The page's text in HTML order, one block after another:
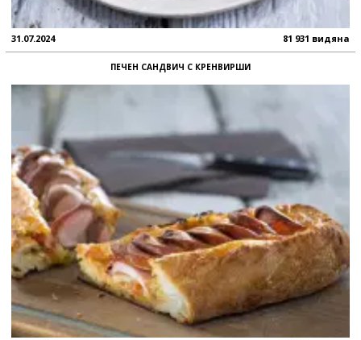
31.07.2024 81 931 видяна
ПЕЧЕН САНДВИЧ С КРЕНВИРШИ